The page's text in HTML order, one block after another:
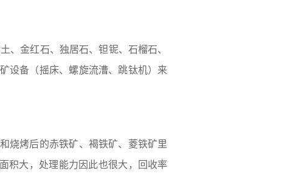
、金红石、独居石、钽铌、石榴石、
设备（摇床、螺旋流漕、跳钛机）来
烧烤后的赤铁矿、褐铁矿、菱铁矿里
积大，处理能力因此也很大，回收率